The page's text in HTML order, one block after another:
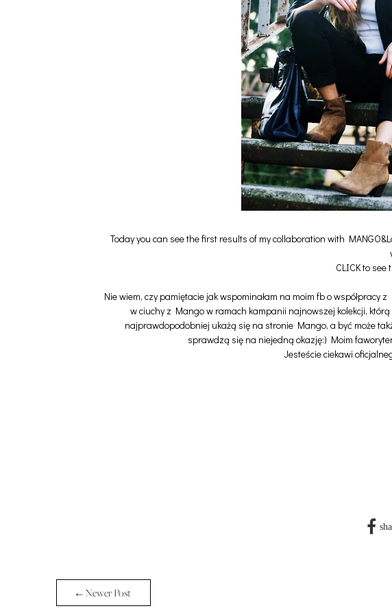
Today you can see the first results of my collaboration with
CLICKto see
Nie wiem, czy pamiętacie jak wspominałam na moim fb o współpracy
w ciuchy z Mango w ramach kampanii najnowszej kolekcji,
najprawdopodobniej ukażą się na stronie Mango, a być może
sprawdzą się na niejedną okazję:) Moim
Jesteście ciekawi
← Newer Post